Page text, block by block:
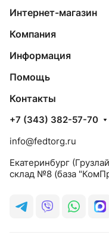
Интернет-магазин
Компания
Информация
Помощь
Контакты
+7 (343) 382-57-70
info@fedtorg.ru
Екатеринбург
склад №8 (база